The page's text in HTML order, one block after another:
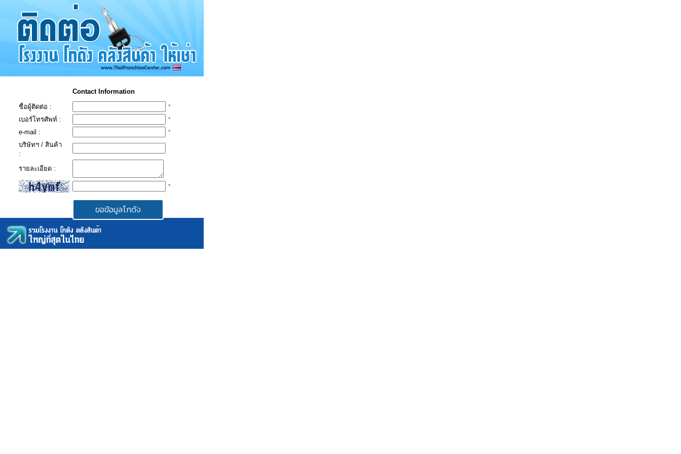
Contact Information
ชื่อผู้ติดต่อ :
*
เบอร์โทรศัพท์ : *
e-mail : *
บริษัทฯ / สินค้า
:
รายละเอียด :
*